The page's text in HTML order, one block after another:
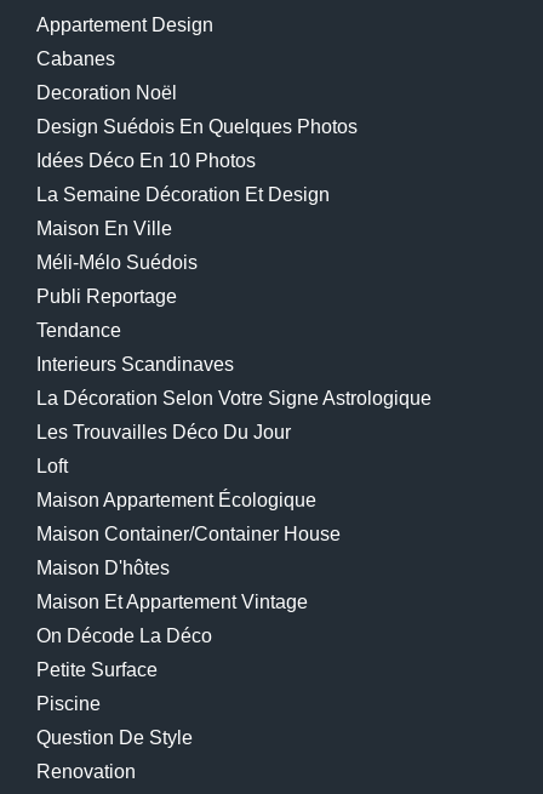
Appartement Design
Cabanes
Decoration Noël
Design Suédois En Quelques Photos
Idées Déco En 10 Photos
La Semaine Décoration Et Design
Maison En Ville
Méli-Mélo Suédois
Publi Reportage
Tendance
Interieurs Scandinaves
La Décoration Selon Votre Signe Astrologique
Les Trouvailles Déco Du Jour
Loft
Maison Appartement Écologique
Maison Container/container House
Maison D'hôtes
Maison Et Appartement Vintage
On Décode La Déco
Petite Surface
Piscine
Question De Style
Renovation